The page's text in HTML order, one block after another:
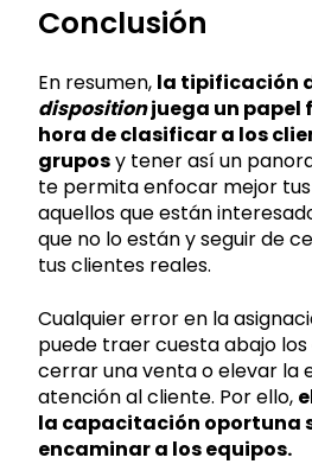
Conclusión
En resumen, la tipificación
dispositionjuega un
hora de clasificar a los
gruposy tener así un
te permita enfocar mejor
aquellos que están
que no lo están y seguir de
tus clientes reales.
Cualquier error en la
puede traer cuesta abajo
cerrar una venta o elevar la
atención al cliente. Por ello,
la capacitación oportuna
encaminar a los equipos.